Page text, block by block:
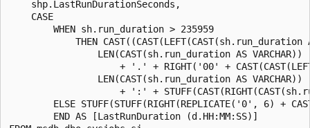
    shp.LastRunDurationSeconds,
    CASE
        WHEN sh.run_duration > 235959
THEN CAST((CAST(LEFT(CAST(sh.run_duration
LEN(CAST(sh.run_duration AS VARCHAR))
+ '.' + RIGHT('00' +
LEN(CAST(sh.run_duration AS VARCHAR))
+ ':' +
ELSE STUFF(STUFF(RIGHT(REPLICATE('0', 6) +
        END AS [LastRunDuration (d.HH:MM:SS)]